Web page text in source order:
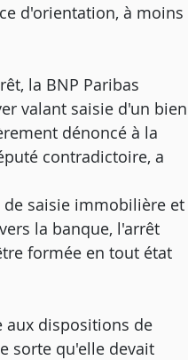
d'orientation, à moins
la BNP Paribas
valant saisie d'un bien
dénoncé à la
contradictoire, a
saisie immobilière et
la banque, l'arrêt
formée en tout état
aux dispositions de
sorte qu'elle devait